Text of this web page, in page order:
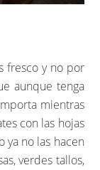
fresco y no por
aunque tenga
mientras
con las hojas
ya no las hacen
verdes tallos,